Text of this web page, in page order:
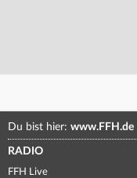
Du bist hier: www.FFH.de
RADIO
FFH Live